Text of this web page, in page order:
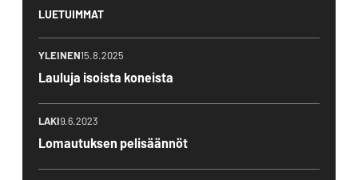
LUETUIMMAT
YLEINEN15.8.2025
Lauluja isoista koneista
LAKI9.6.2023
Lomautuksen pelisäännöt